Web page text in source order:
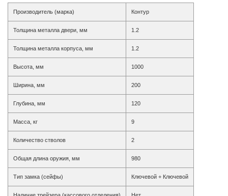
Производитель (марка) Контур
Толщина металла двери, мм 1.2
Толщина металла корпуса, мм 1.2
Высота, мм 1000
Ширина, мм 200
Глубина, мм 120
Масса, кг 9
Количество стволов 2
Общая длина оружия, мм 980
Тип замка (сейфы) Ключевой + Ключевой